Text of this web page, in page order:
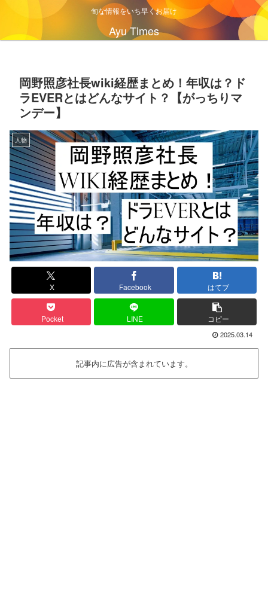
旬な情報をいち早くお届け
Ayu Times
岡野照彦社長wiki経歴まとめ！年収は？ド
ラEVERとはどんなサイト？【がっちりマ
ンデー】
人物
X Facebook はてブ
Pocket LINE コピー
2025.03.14
記事内に広告が含まれています。